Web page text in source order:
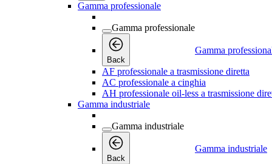
Gamma professionale
Gamma professionale
Back
Gamma
AF professionale a trasmissione diretta
AC professionale a cinghia
AH professionale oil-less a trasmissione
Gamma industriale
Gamma industriale
Back
Gamma industriale